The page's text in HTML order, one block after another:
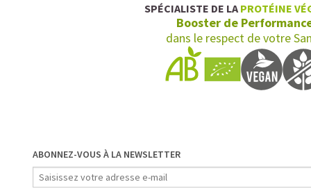
SPÉCIALISTE DE LA PROTÉINE
Booster de
dans le respect de votre
ABONNEZ-VOUS À LA NEWSLETTER